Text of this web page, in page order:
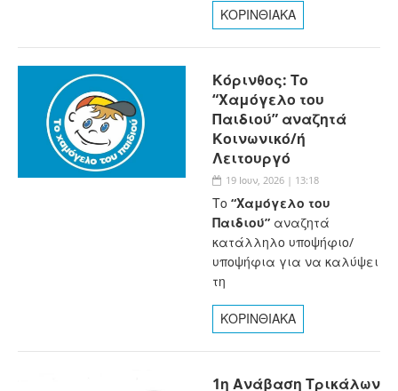
ΚΟΡΙΝΘΙΑΚΑ
Κόρινθος: Το
“Χαμόγελο του
Παιδιού” αναζητά
Κοινωνικό/ή
Λειτουργό
19 Ιουν, 2026 | 13:18
Το “Χαμόγελο του
Παιδιού” αναζητά
κατάλληλο υποψήφιο/
υποψήφια για να καλύψει
τη
ΚΟΡΙΝΘΙΑΚΑ
1η Ανάβαση Τρικάλων